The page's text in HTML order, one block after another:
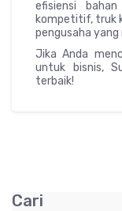
efisiensi
kompetitif, truk
pengusaha
Jika Anda
untuk bisnis,
terbaik!
Cari